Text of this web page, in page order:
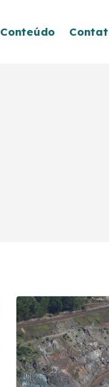
Conteúdo